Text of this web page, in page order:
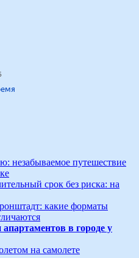
незабываемое путешествие
срок без риска: на
какие форматы
в городе у
на самолете